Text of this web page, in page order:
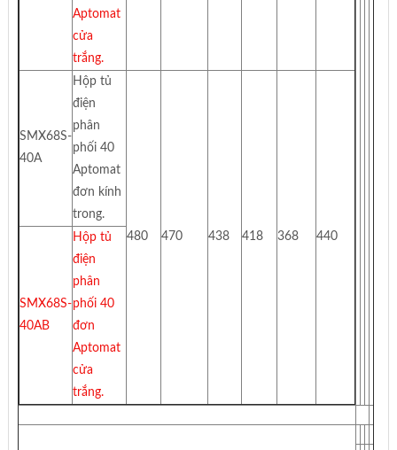
Aptomat
cửa
trắng.
SMX68S-
40A
Hộp tủ
điện
phân
phối 40
Aptomat
đơn kính
trong.
480
470 438 418 368 440
SMX68S-
40AB
Hộp tủ
điện
phân
phối 40
đơn
Aptomat
cửa
trắng.